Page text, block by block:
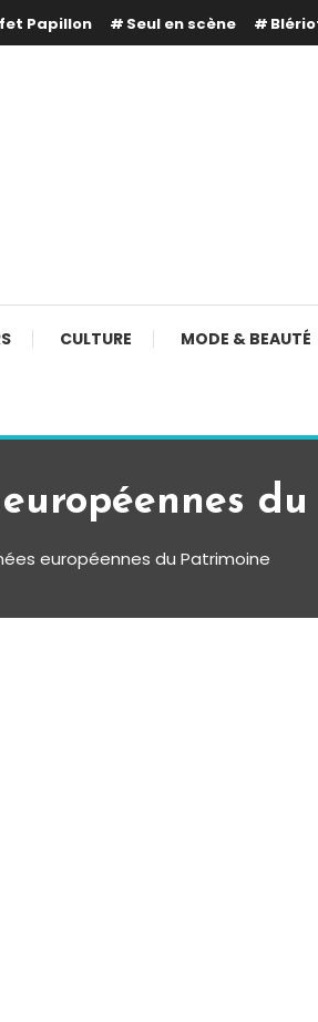
Papillon Seul en scène
CULTURE MODE & BEAUTÉ
européennes du Patrimoine